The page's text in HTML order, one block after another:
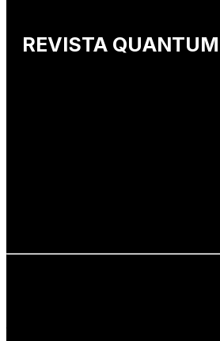
REVISTA